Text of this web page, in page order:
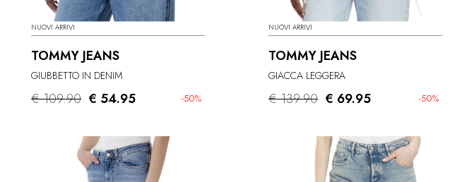
NUOVI ARRIVI
TOMMY JEANS
GIUBBETTO IN DENIM
€ 109.90 -50%
€ 54.95
NUOVI ARRIVI
TOMMY JEANS
GIACCA LEGGERA
€ 139.90 -50%
€ 69.95